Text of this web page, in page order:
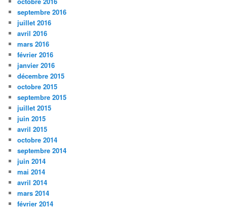
septembre 2016
juillet 2016
avril 2016
mars 2016
février 2016
janvier 2016
décembre 2015
octobre 2015
septembre 2015
juillet 2015
juin 2015
avril 2015
octobre 2014
septembre 2014
juin 2014
mai 2014
avril 2014
mars 2014
février 2014